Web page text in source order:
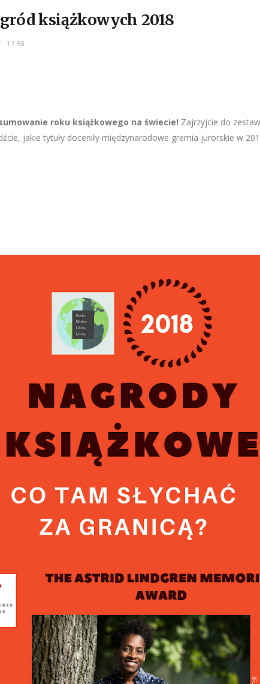
książkowych 2018
17:58
roku książkowego na świecie! Zajrzyjcie do
jakie tytuły doceniły międzynarodowe gremia jurorskie w